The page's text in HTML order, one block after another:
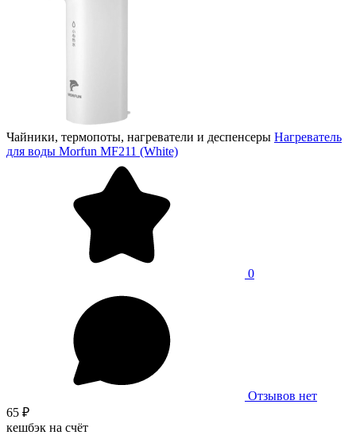
Чайники, термопоты, нагреватели и деспенсеры Нагреватель
для воды Morfun MF211 (White)
0
Отзывов нет
65 ₽
кешбэк на счёт